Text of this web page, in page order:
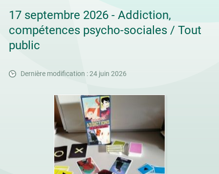
17 septembre 2026 - Addiction,
compétences psycho-sociales / Tout
public
Dernière modification : 24 juin 2026